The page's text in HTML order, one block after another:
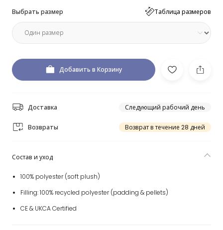
Выбрать размер Таблица размеров
Добавить в Корзину
Доставка Следующий рабочий день
Возвраты Возврат в течение 28 дней
Состав и уход
100% polyester (soft plush)
Filling: 100% recycled polyester (padding & pellets)
CE & UKCA Certified